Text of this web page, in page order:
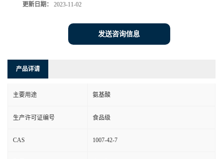
更新日期： 2023-11-02
发送咨询信息
产品详请
主要用途 氨基酸
生产许可证编号 食品级
CAS 1007-42-7